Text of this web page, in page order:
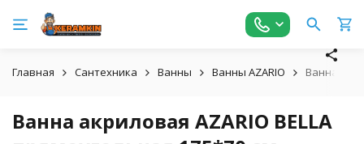
Главная Сантехника Ванны Ванны AZARIO Ванна
Ванна акриловая AZARIO BELLA